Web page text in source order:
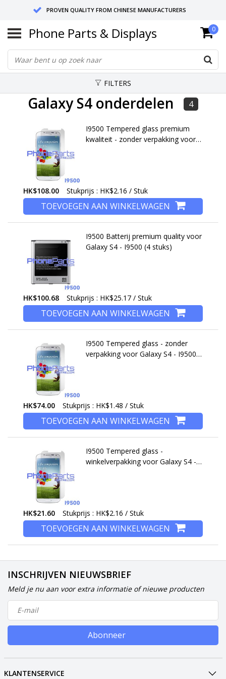
PROVEN QUALITY FROM CHINESE MANUFACTURERS
SEND RETURNS TO GERMANY OR NETHERLANDS
10 DAY SHIPPING
Phone Parts & Displays 0
FILTERS
Galaxy S4 onderdelen 4
I9500 Tempered glass premium
kwaliteit - zonder verpakking voor
HK$108.00 Stukprijs : HK$2.16 / Stuk
TOEVOEGEN AAN WINKELWAGEN
I9500 Batterij premium quality voor
Galaxy S4 - I9500 (4 stuks)
HK$100.68 Stukprijs : HK$25.17 / Stuk
TOEVOEGEN AAN WINKELWAGEN
I9500 Tempered glass - zonder
verpakking voor Galaxy S4 - I9500
HK$74.00 Stukprijs : HK$1.48 / Stuk
TOEVOEGEN AAN WINKELWAGEN
I9500 Tempered glass -
winkelverpakking voor Galaxy S4 -
HK$21.60 Stukprijs : HK$2.16 / Stuk
TOEVOEGEN AAN WINKELWAGEN
INSCHRIJVEN NIEUWSBRIEF
Meld je nu aan voor extra informatie of nieuwe producten
Abonneer
KLANTENSERVICE